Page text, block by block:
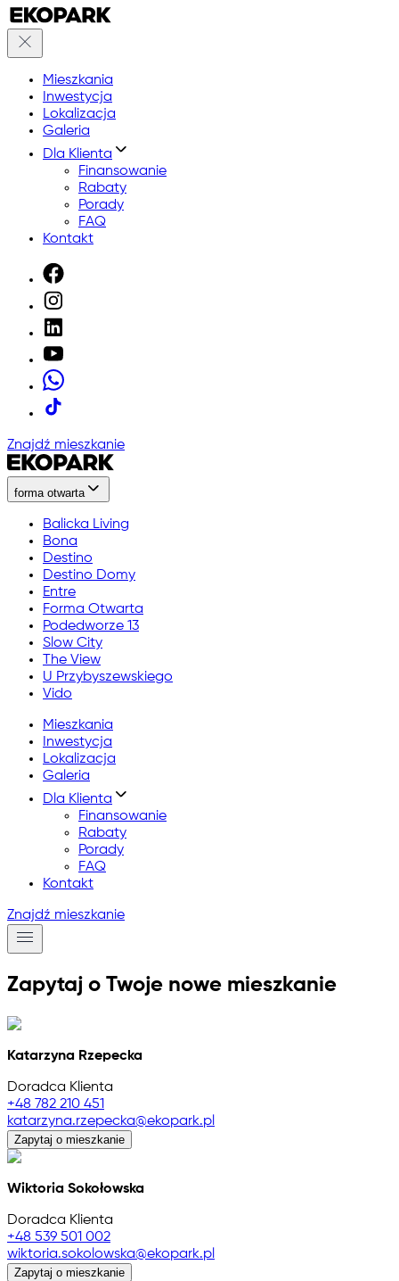
Mieszkania
Inwestycja
Lokalizacja
Galeria
Dla Klienta
Finansowanie
Rabaty
Porady
FAQ
Kontakt
Znajdź mieszkanie
forma otwarta
Balicka Living
Bona
Destino
Destino Domy
Entre
Forma Otwarta
Podedworze 13
Slow City
The View
U Przybyszewskiego
Vido
Mieszkania
Inwestycja
Lokalizacja
Galeria
Dla Klienta
Finansowanie
Rabaty
Porady
FAQ
Kontakt
Znajdź mieszkanie
Zapytaj o Twoje nowe mieszkanie
Katarzyna Rzepecka
Doradca Klienta
+48 782 210 451
katarzyna.rzepecka@ekopark.pl
Zapytaj o mieszkanie
Wiktoria Sokołowska
Doradca Klienta
+48 539 501 002
wiktoria.sokolowska@ekopark.pl
Zapytaj o mieszkanie